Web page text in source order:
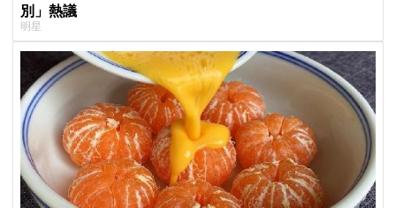
別」熱議
明星